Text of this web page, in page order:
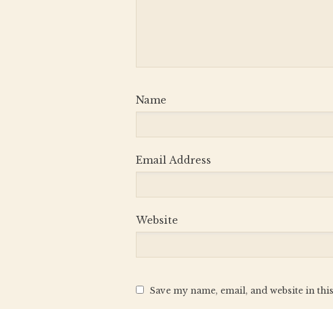
Name
Email Address
Website
Save my name, email, and website in